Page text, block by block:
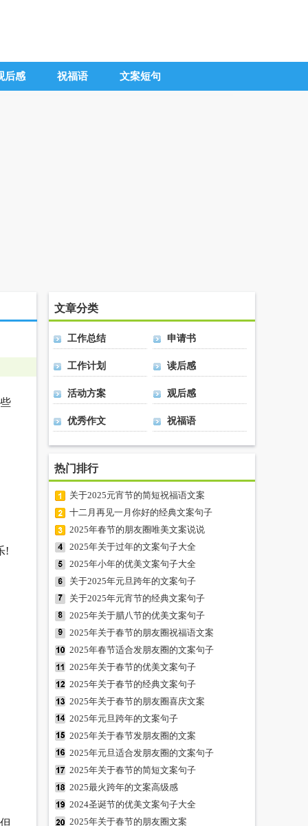
后感 祝福语 文案短句
!
文章分类
工作总结 申请书
工作计划 读后感
活动方案 观后感
优秀作文 祝福语
热门排行
关于2025元宵节的简短祝福语文案
十二月再见一月你好的经典文案句子
2025年春节的朋友圈唯美文案说说
2025年关于过年的文案句子大全
2025年小年的优美文案句子大全
关于2025年元旦跨年的文案句子
关于2025年元宵节的经典文案句子
2025年关于腊八节的优美文案句子
2025年关于春节的朋友圈祝福语文案
2025年春节适合发朋友圈的文案句子
2025年关于春节的优美文案句子
2025年关于春节的经典文案句子
2025年关于春节的朋友圈喜庆文案
2025年元旦跨年的文案句子
2025年关于春节发朋友圈的文案
2025年元旦适合发朋友圈的文案句子
2025年关于春节的简短文案句子
2025最火跨年的文案高级感
2024圣诞节的优美文案句子大全
2025年关于春节的朋友圈文案